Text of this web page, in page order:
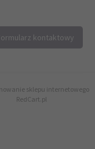
kontaktowy
sklepu internetowego
RedCart.pl